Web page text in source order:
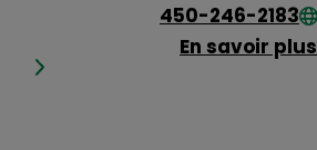
450-246-2183
En savoir plus